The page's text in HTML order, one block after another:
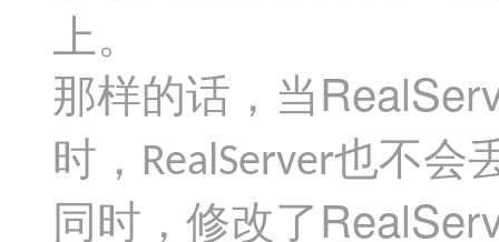
上。
那样的话，当
时， RealServer也不会
同时，修改了